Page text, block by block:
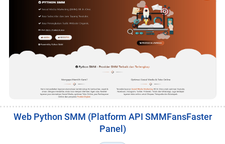
Web Python SMM (Platform API SMMFansFaster
Panel)